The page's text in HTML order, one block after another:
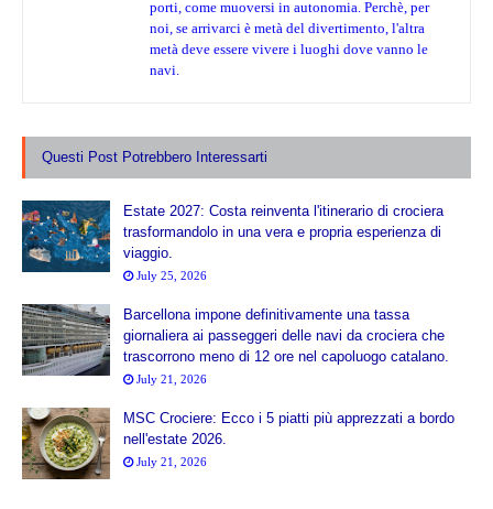
porti, come muoversi in autonomia. Perchè, per
noi, se arrivarci è metà del divertimento, l'altra
metà deve essere vivere i luoghi dove vanno le
navi.
Questi Post Potrebbero Interessarti
Estate 2027: Costa reinventa l'itinerario di crociera
trasformandolo in una vera e propria esperienza di
viaggio.
July 25, 2026
Barcellona impone definitivamente una tassa
giornaliera ai passeggeri delle navi da crociera che
trascorrono meno di 12 ore nel capoluogo catalano.
July 21, 2026
MSC Crociere: Ecco i 5 piatti più apprezzati a bordo
nell'estate 2026.
July 21, 2026